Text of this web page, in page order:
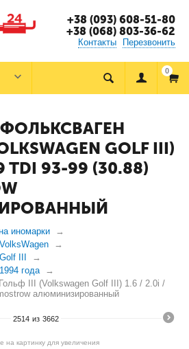
+38 (093) 608-51-80
+38 (068) 803-36-62
Контакты Перезвонить
0
GOLF III)
TDI 93-99 (30.88)
иномарки
III
года
III (Volkswagen Golf III) 1.6 / 2.0i /
алюминизированный
2514 из 3662
на картинку для увеличения